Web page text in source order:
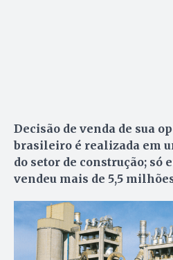
Decisão de venda de sua
brasileiro é realizada em
do setor de construção; só
vendeu mais de 5,5